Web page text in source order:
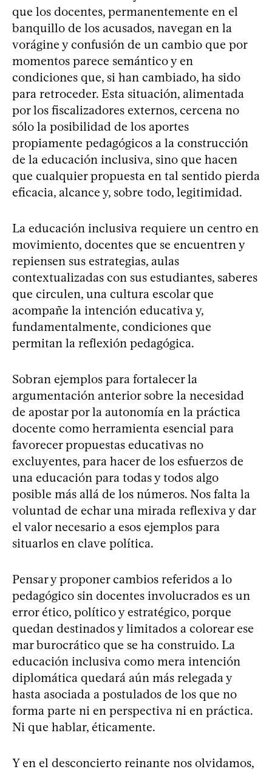
que los docentes, permanentemente en el
banquillo de los acusados, navegan en la
vorágine y confusión de un cambio que por
momentos parece semántico y en
condiciones que, si han cambiado, ha sido
para retroceder. Esta situación, alimentada
por los fiscalizadores externos, cercena no
sólo la posibilidad de los aportes
propiamente pedagógicos a la construcción
de la educación inclusiva, sino que hacen
que cualquier propuesta en tal sentido pierda
eficacia, alcance y, sobre todo, legitimidad.
La educación inclusiva requiere un centro en
movimiento, docentes que se encuentren y
repiensen sus estrategias, aulas
contextualizadas con sus estudiantes, saberes
que circulen, una cultura escolar que
acompañe la intención educativa y,
fundamentalmente, condiciones que
permitan la reflexión pedagógica.
Sobran ejemplos para fortalecer la
argumentación anterior sobre la necesidad
de apostar por la autonomía en la práctica
docente como herramienta esencial para
favorecer propuestas educativas no
excluyentes, para hacer de los esfuerzos de
una educación para todas y todos algo
posible más allá de los números. Nos falta la
voluntad de echar una mirada reflexiva y dar
el valor necesario a esos ejemplos para
situarlos en clave política.
Pensar y proponer cambios referidos a lo
pedagógico sin docentes involucrados es un
error ético, político y estratégico, porque
quedan destinados y limitados a colorear ese
mar burocrático que se ha construido. La
educación inclusiva como mera intención
diplomática quedará aún más relegada y
hasta asociada a postulados de los que no
forma parte ni en perspectiva ni en práctica.
Ni que hablar, éticamente.
Y en el desconcierto reinante nos olvidamos,